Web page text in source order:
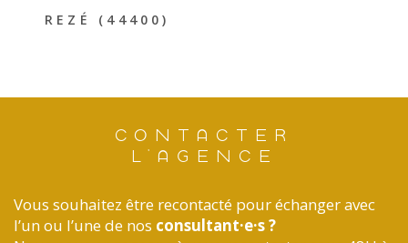
REZÉ (44400)
CONTACTER
L'AGENCE
Vous souhaitez être recontacté pour échanger avec
l’un ou l’une de nos consultant·e·s ?